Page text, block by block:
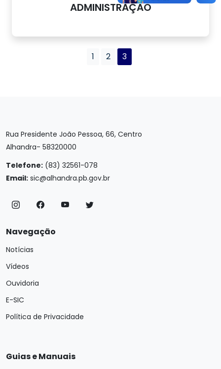
ADMINISTRAÇÃO
1 2 3
Rua Presidente João Pessoa, 66, Centro
Alhandra- 58320000
Telefone: (83) 32561-078
Email: sic@alhandra.pb.gov.br
Navegação
Notícias
Vídeos
Ouvidoria
E-SIC
Política de Privacidade
Guias e Manuais